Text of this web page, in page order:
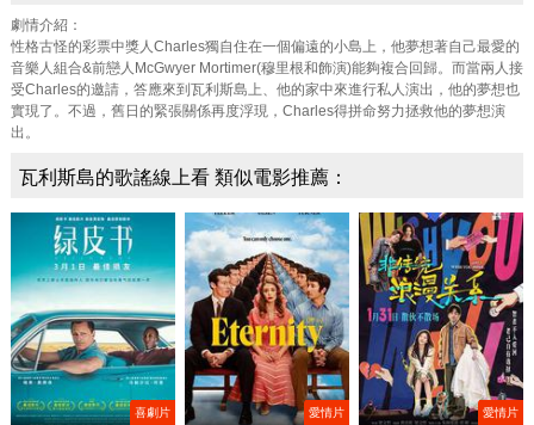
劇情介紹：
性格古怪的彩票中獎人Charles獨自住在一個偏遠的小島上，他夢想著自己最愛的
音樂人組合&前戀人McGwyer Mortimer(穆里根和飾演)能夠複合回歸。而當兩人接
受Charles的邀請，答應來到瓦利斯島上、他的家中來進行私人演出，他的夢想也
實現了。不過，舊日的緊張關係再度浮現，Charles得拼命努力拯救他的夢想演
出。
瓦利斯島的歌謠線上看 類似電影推薦：
喜劇片 愛情片 愛情片